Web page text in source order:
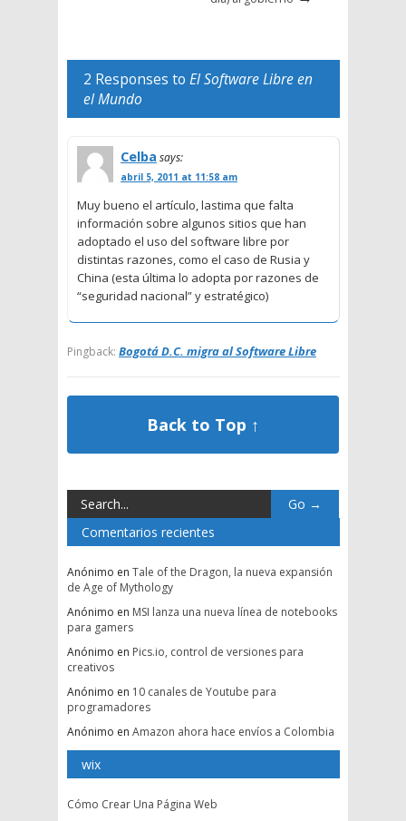
2 Responses to El Software Libre en
el Mundo
Celba says:
abril 5, 2011 at 11:58 am
Muy bueno el artículo, lastima que falta
información sobre algunos sitios que han
adoptado el uso del software libre por
distintas razones, como el caso de Rusia y
China (esta última lo adopta por razones de
“seguridad nacional” y estratégico)
Pingback: Bogotá D.C. migra al Software Libre
Back to Top ↑
Comentarios recientes
Anónimo en Tale of the Dragon, la nueva expansión
de Age of Mythology
Anónimo en MSI lanza una nueva línea de notebooks
para gamers
Anónimo en Pics.io, control de versiones para
creativos
Anónimo en 10 canales de Youtube para
programadores
Anónimo en Amazon ahora hace envíos a Colombia
wix
Cómo Crear Una Página Web